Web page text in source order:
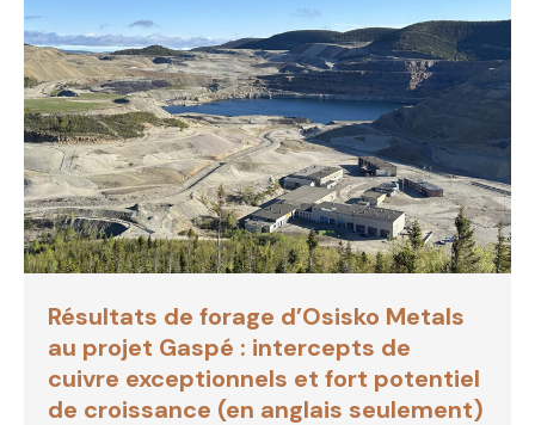
Résultats de forage d’Osisko Metals
au projet Gaspé : intercepts de
cuivre exceptionnels et fort potentiel
de croissance (en anglais seulement)